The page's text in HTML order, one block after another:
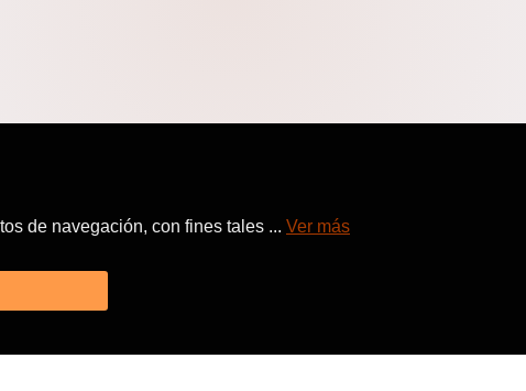
de navegación, con fines tales ... Ver más